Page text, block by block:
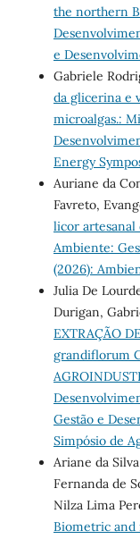
the northern
e
Gabriele
da glicerina e
microalgas.:
Energy
Auriane da
Favreto,
licor artesanal
Ambiente:
(2026):
Julia De
Durigan,
EXTRAÇÃO
grandiflorum
Gestão e
Simpósio de
Ariane da
Fernanda de
Nilza Lima
Biometric and